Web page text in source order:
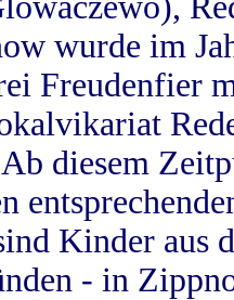
wurde im
Freudenfier
diesem
Kinder aus
- in